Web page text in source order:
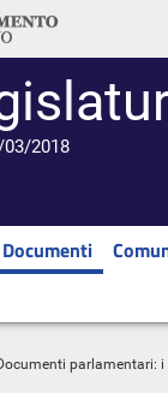
2018
Documenti
parlamentari: i